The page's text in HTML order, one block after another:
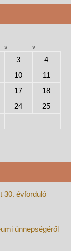
s v
3
4
10
11
17
18
24
25
30. évforduló
ünnepségéről